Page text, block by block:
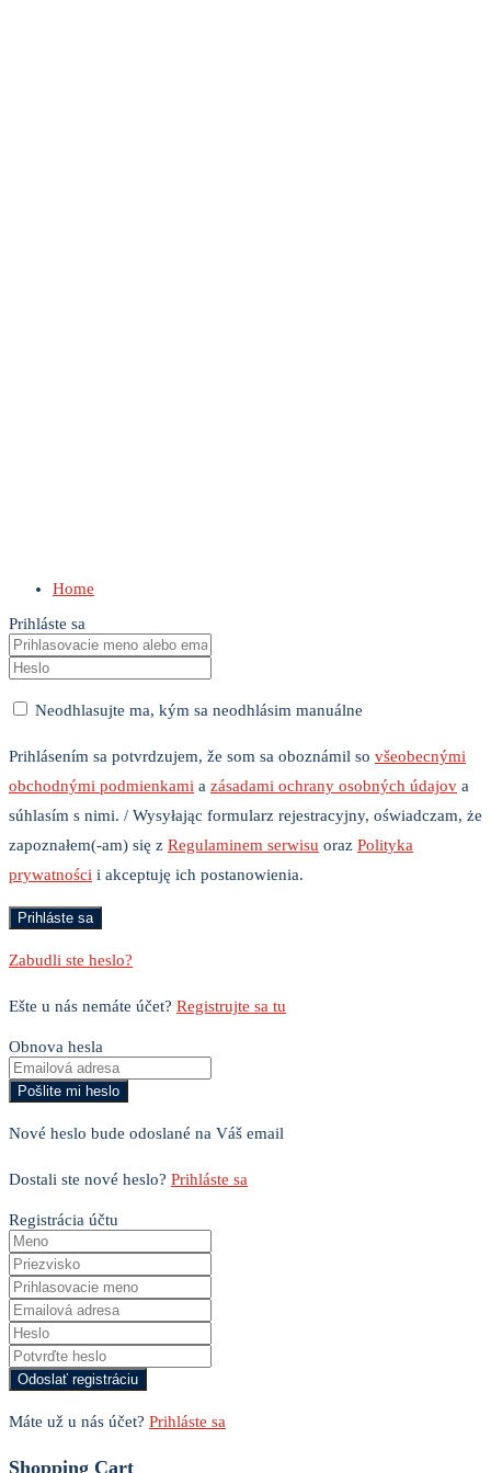
Home
Prihláste sa
Neodhlasujte ma, kým sa neodhlásim manuálne
Prihlásením sa potvrdzujem, že som sa oboznámil so všeobecnými
obchodnými podmienkami a zásadami ochrany osobných údajov a
súhlasím s nimi. / Wysyłając formularz rejestracyjny, oświadczam, że
zapoznałem(-am) się z Regulaminem serwisu oraz Polityka
prywatności i akceptuję ich postanowienia.
Zabudli ste heslo?
Ešte u nás nemáte účet? Registrujte sa tu
Obnova hesla
Nové heslo bude odoslané na Váš email
Dostali ste nové heslo? Prihláste sa
Registrácia účtu
Máte už u nás účet? Prihláste sa
Shopping Cart